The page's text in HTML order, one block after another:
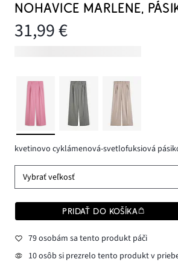
NOHAVICE MARLENE,
31,99 €
kvetinovo cyklámenová-svetlofuksiová
Vybrať veľkosť
PRIDAŤ DO KOŠÍKA
79 osobám sa tento produkt páči
10 osôb si prezrelo tento produkt v